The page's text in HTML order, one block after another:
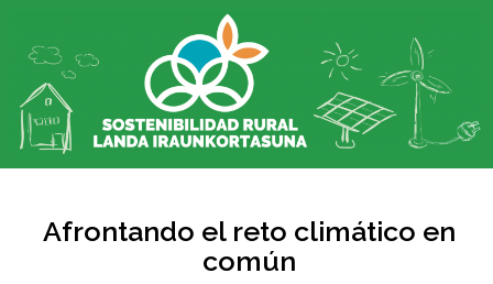
Afrontando el reto climático en
común​